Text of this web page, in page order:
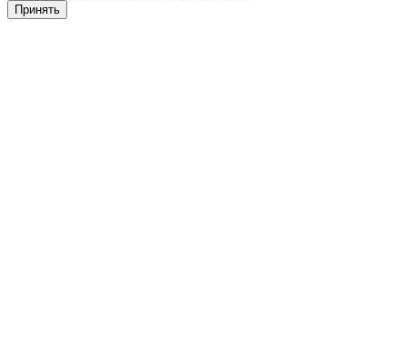
Принять